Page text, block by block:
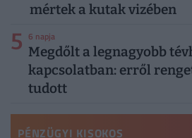
mértek a kutak vizében
5 6 napja
Megdőlt a legnagyobb
kapcsolatban: erről
tudott
PÉNZÜGYI KISOKOS